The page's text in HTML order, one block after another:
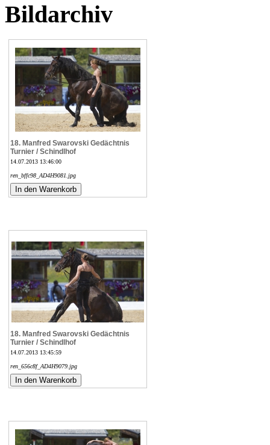
Bildarchiv
18. Manfred Swarovski Gedächtnis
Turnier / Schindlhof
14.07.2013 13:46:00
ren_bffc98_AD4H9081.jpg
18. Manfred Swarovski Gedächtnis
Turnier / Schindlhof
14.07.2013 13:45:59
ren_656c8f_AD4H9079.jpg